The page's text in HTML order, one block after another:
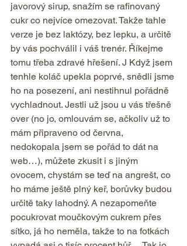
javorový sirup, snažím se rafinovaný
cukr co nejvíce omezovat. Takže tahle
verze je bez laktózy, bez lepku, a určitě
by vás pochválil i váš trenér. Říkejme
tomu třeba zdravé hřešení. J Když jsem
tenhle koláč upekla poprvé, snědli jsme
ho na posezení, ani nestihnul pořádně
vychladnout. Jestli už jsou u vás třešně
over (no jo, omlouvám se, ačkoliv už to
mám připraveno od června,
nedokopala jsem se pořád to dát na
web…), můžete zkusit i s jiným
ovocem, chystám se teď na angrešt, co
ho máme ještě plný keř, borůvky budou
určitě taky lahodný. A nezapomeňte
pocukrovat moučkovým cukrem přes
sítko, já ho neměla, takže to na fotkách